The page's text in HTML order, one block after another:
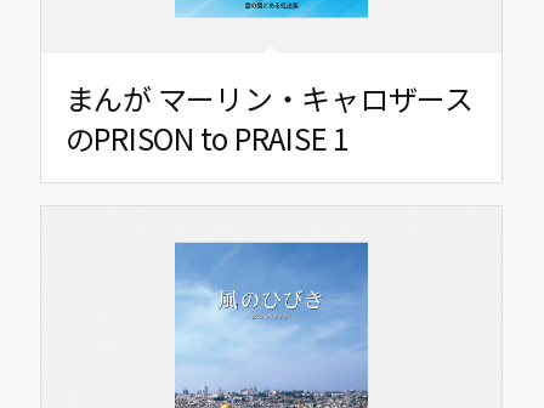
まんが マーリン・キャロザース
のPRISON to PRAISE 1